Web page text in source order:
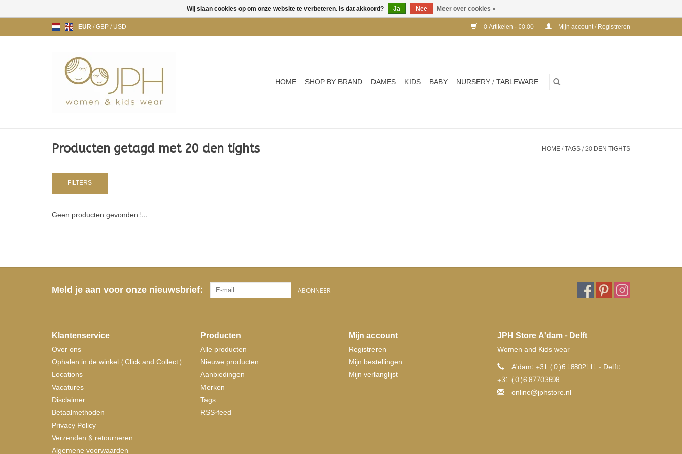
EUR/GBP/USD 0 Artikelen - €0,00 Mijn account / Registreren
HOME SHOP BY BRAND DAMES KIDS BABY NURSERY / TABLEWARE
Producten getagd met 20 den tights HOME/TAGS/20 DEN TIGHTS
FILTERS
Geen producten gevonden!...
Meld je aan voor onze nieuwsbrief: ABONNEER
Klantenservice
Over ons
Ophalen in de winkel (Click and Collect)
Locations
Vacatures
Disclaimer
Betaalmethoden
Privacy Policy
Verzenden & retourneren
Algemene voorwaarden
Producten
Alle producten
Nieuwe producten
Aanbiedingen
Merken
Tags
RSS-feed
Mijn account
Registreren
Mijn bestellingen
Mijn verlanglijst
JPH Store A'dam - Delft
Women and Kids wear
A'dam: +31 (0)6 18802111 - Delft:
+31 (0)6 87703698
online@jphstore.nl
Wij slaan cookies op om onze website te verbeteren. Is dat akkoord? Ja Nee Meer over cookies »